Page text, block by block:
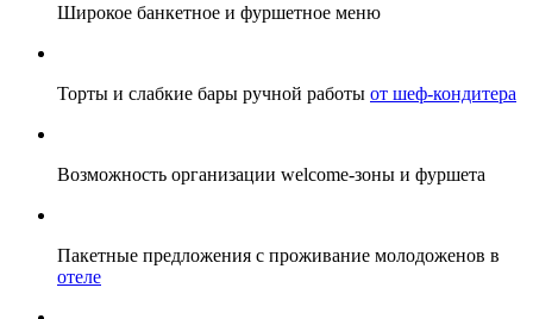
Широкое банкетное и фуршетное меню
Торты и слабкие бары ручной работы от шеф-кондитера
Возможность организации welcome-зоны и фуршета
Пакетные предложения с проживание молодоженов в
отеле